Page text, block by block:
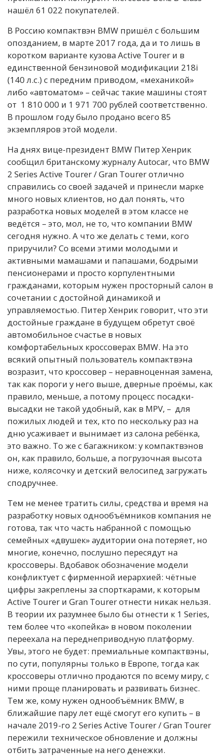
нашёл 61 022 покупателей.
В Россию компактвэн BMW пришёл с большим
опозданием, в марте 2017 года, да и то лишь в
коротком варианте кузова Active Tourer и в
единственной бензиновой модификации 218i
(140 л.с.) с передним приводом, «механикой»
либо «автоматом» – сейчас такие машины стоят
от 1 810 000 и 1 971 700 рублей соответственно.
В прошлом году было продано всего 85
экземпляров этой модели.
На днях вице-президент BMW Питер Хенрик
сообщил британскому журналу Autocar, что BMW
2 Series Active Tourer / Gran Tourer отлично
справились со своей задачей и принесли марке
много новых клиентов, но дал понять, что
разработка новых моделей в этом классе не
ведётся – это, мол, не то, что компании BMW
сегодня нужно. А что же делать с теми, кого
приручили? Со всеми этими молодыми и
активными мамашами и папашами, бодрыми
пенсионерами и просто корпулентными
гражданами, которым нужен просторный салон в
сочетании с достойной динамикой и
управляемостью. Питер Хенрик говорит, что эти
достойные граждане в будущем обретут своё
автомобильное счастье в новых
комфортабельных кроссоверах BMW. На это
всякий опытный пользователь компактвэна
возразит, что кроссовер – неравноценная замена,
так как пороги у него выше, дверные проёмы, как
правило, меньше, а потому процесс посадки-
высадки не такой удобный, как в MPV, – для
пожилых людей и тех, кто по нескольку раз на
дню усаживает и вынимает из салона ребёнка,
это важно. То же с багажником: у компактвэнов
он, как правило, больше, а погрузочная высота
ниже, колясочку и детский велосипед загружать
сподручнее.
Тем не менее тратить силы, средства и время на
разработку новых однообъёмников компания не
готова, так что часть набранной с помощью
семейных «двушек» аудитории она потеряет, но
многие, конечно, послушно пересядут на
кроссоверы. Вдобавок обозначение модели
конфликтует с фирменной иерархией: чётные
цифры закреплены за спорткарами, к которым
Active Tourer и Gran Tourer отнести никак нельзя.
В теории их разумнее было бы отнести к 1 Series,
тем более что «копейка» в новом поколении
переехала на переднеприводную платформу.
Увы, этого не будет: премиальные компактвэны,
по сути, популярны только в Европе, тогда как
кроссоверы отлично продаются по всему миру, с
ними проще планировать и развивать бизнес.
Тем же, кому нужен однообъёмник BMW, в
ближайшие пару лет ещё смогут его купить – в
начале 2019-го 2 Series Active Tourer / Gran Tourer
пережили техническое обновление и должны
отбить затраченные на него денежки.